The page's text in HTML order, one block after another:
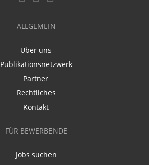
ALLGEMEIN
Über uns
Publikationsnetzwerk
Partner
Rechtliches
Kontakt
FÜR BEWERBENDE
Jobs suchen